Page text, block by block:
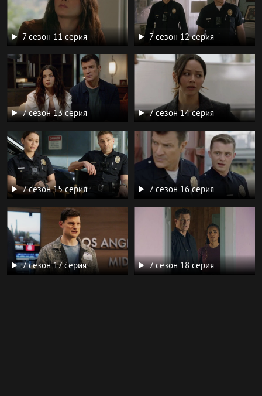
7 сезон 11 серия 7 сезон 12 серия
7 сезон 13 серия 7 сезон 14 серия
7 сезон 15 серия 7 сезон 16 серия
7 сезон 17 серия 7 сезон 18 серия